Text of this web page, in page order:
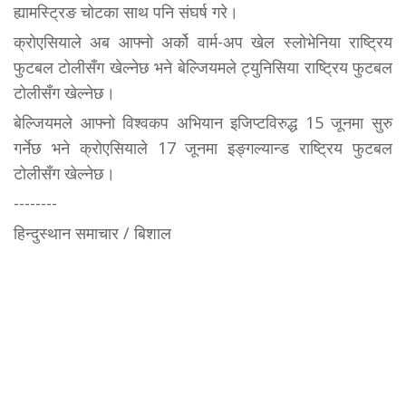
ह्यामस्ट्रिङ चोटका साथ पनि संघर्ष गरे।
क्रोएसियाले अब आफ्नो अर्को वार्म-अप खेल स्लोभेनिया राष्ट्रिय
फुटबल टोलीसँग खेल्नेछ भने बेल्जियमले ट्युनिसिया राष्ट्रिय फुटबल
टोलीसँग खेल्नेछ।
बेल्जियमले आफ्नो विश्वकप अभियान इजिप्टविरुद्ध 15 जूनमा सुरु
गर्नेछ भने क्रोएसियाले 17 जूनमा इङ्गल्यान्ड राष्ट्रिय फुटबल
टोलीसँग खेल्नेछ।
--------
हिन्दुस्थान समाचार / बिशाल